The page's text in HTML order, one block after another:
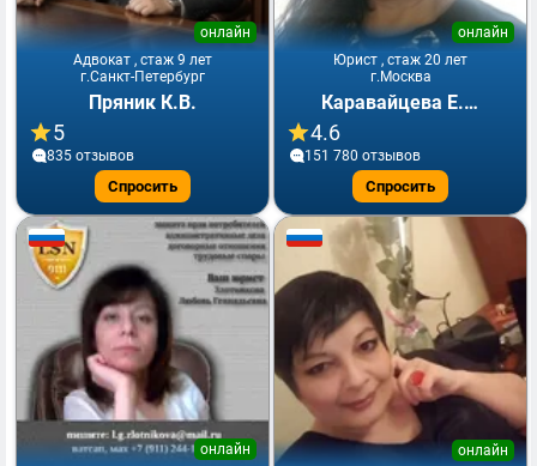
Адвокат , стаж 9 лет
онлайн
г.Санкт-Петербург
Пряник К.В.
5
835 отзывов
Спросить
Юрист , стаж 20 лет
онлайн
г.Москва
Каравайцева Е.А.
4.6
151 780 отзывов
Спросить
онлайн онлайн